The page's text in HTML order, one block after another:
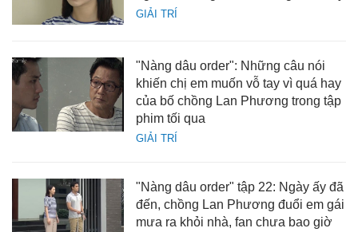
GIẢI TRÍ
GIẢI TRÍ
"Nàng dâu order": Những câu nói
khiến chị em muốn vỗ tay vì quá hay
của bố chồng Lan Phương trong tập
phim tối qua
"Nàng dâu order" tập 22: Ngày ấy đã
đến, chồng Lan Phương đuổi em gái
mưa ra khỏi nhà, fan chưa bao giờ